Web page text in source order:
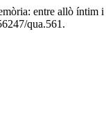
entre allò
qua.561.